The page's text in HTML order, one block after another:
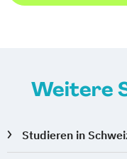
Weitere
Studieren in